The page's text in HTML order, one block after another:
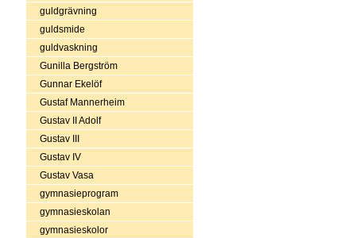
guldgrävning
guldsmide
guldvaskning
Gunilla Bergström
Gunnar Ekelöf
Gustaf Mannerheim
Gustav II Adolf
Gustav III
Gustav IV
Gustav Vasa
gymnasieprogram
gymnasieskolan
gymnasieskolor